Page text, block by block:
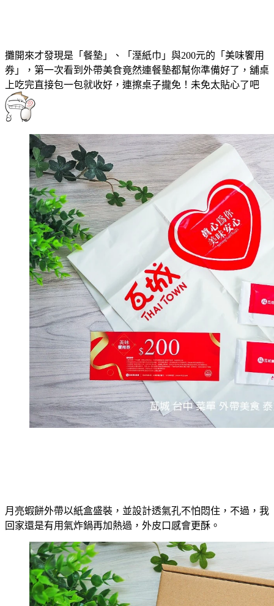
攤開來才發現是「餐墊」、「溼紙巾」與200元的「美味饗用
券」，第一次看到外帶美食竟然連餐墊都幫你準備好了，舖桌
上吃完直接包一包就收好，連擦桌子攏免！未免太貼心了吧
月亮蝦餅外帶以紙盒盛裝，並設計透氣孔不怕悶住，不過，我
回家還是有用氣炸鍋再加熱過，外皮口感會更酥。